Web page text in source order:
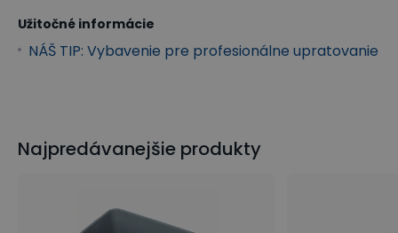
Užitočné informácie
NÁŠ TIP: Vybavenie pre profesionálne upratovanie
Najpredávanejšie produkty